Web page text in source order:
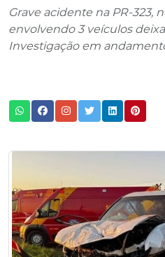
Grave acidente na PR-323,
envolvendo 3 veículos
Investigação em